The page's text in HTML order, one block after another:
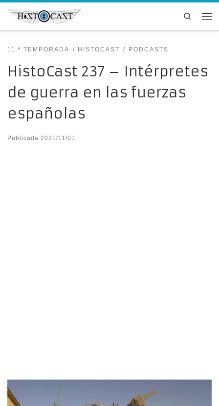
Saltar al contenido
Search
11.ª TEMPORADA HISTOCAST PODCASTS
HistoCast 237 – Intérpretes
de guerra en las fuerzas
españolas
Publicada 2021/11/01